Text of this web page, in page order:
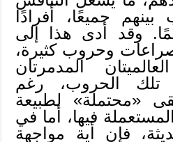
جميعًا، أفرادًا
وقد أدى هذا إلى
وحروب كثيرة،
المدمرتان
تلك الحروب، رغم
«محتملة» لطبيعة
فيها، أما في
فإن أية مواجهة